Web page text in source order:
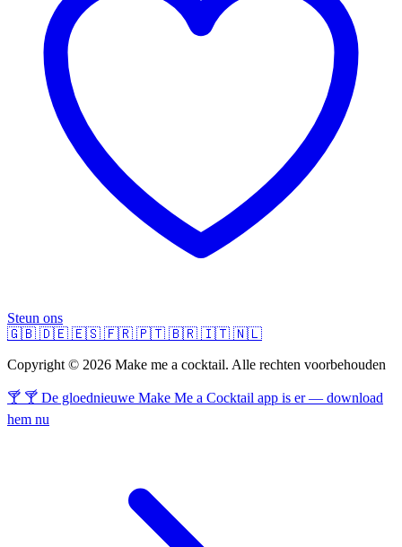
Steun ons
🇬🇧 🇩🇪 🇪🇸 🇫🇷 🇵🇹 🇧🇷 🇮🇹 🇳🇱
Copyright © 2026 Make me a cocktail. Alle rechten voorbehouden
🍸 🍸 De gloednieuwe Make Me a Cocktail app is er — download
hem nu